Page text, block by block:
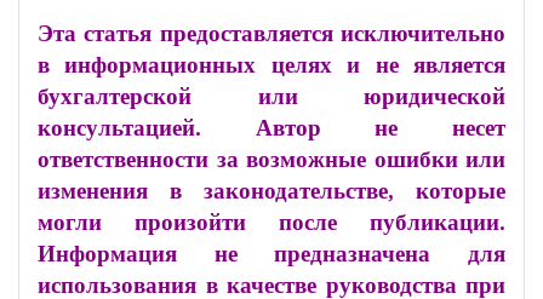
Эта статья предоставляется исключительно
в информационных целях и не является
бухгалтерской или юридической
консультацией. Автор не несет
ответственности за возможные ошибки или
изменения в законодательстве, которые
могли произойти после публикации.
Информация не предназначена для
использования в качестве руководства при